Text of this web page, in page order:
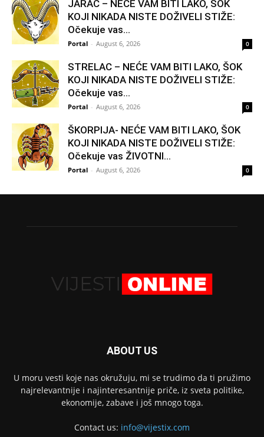
JARAC – NEĆE VAM BITI LAKO, ŠOK
KOJI NIKADA NISTE DOŽIVELI STIŽE:
Očekuje vas...
Portal - August 6, 2026 0
STRELAC – NEĆE VAM BITI LAKO, ŠOK
KOJI NIKADA NISTE DOŽIVELI STIŽE:
Očekuje vas...
Portal - August 6, 2026 0
ŠKORPIJA- NEĆE VAM BITI LAKO, ŠOK
KOJI NIKADA NISTE DOŽIVELI STIŽE:
Očekuje vas ŽIVOTNI...
Portal - August 6, 2026 0
ABOUT US
U moru vesti koje nas okružuju, mi se trudimo da ti pružimo
najrelevantnije i najinteresantnije priče, iz sveta politike,
ekonomije, zabave i još mnogo toga.
Contact us: info@vijestix.com